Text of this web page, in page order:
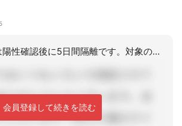
私が通う有料では陽性確認後に5日間隔離です。対象の方の居室前に使い捨て手袋とガウ
会員登録して続きを読む